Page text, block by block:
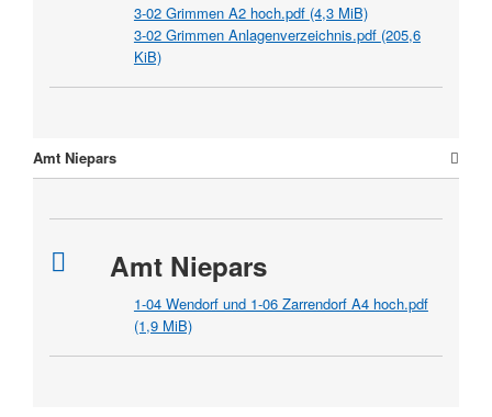
3-02 Grimmen A2 hoch.pdf (4,3 MiB)
3-02 Grimmen Anlagenverzeichnis.pdf (205,6
KiB)
Amt Niepars
Amt Niepars
1-04 Wendorf und 1-06 Zarrendorf A4 hoch.pdf
(1,9 MiB)